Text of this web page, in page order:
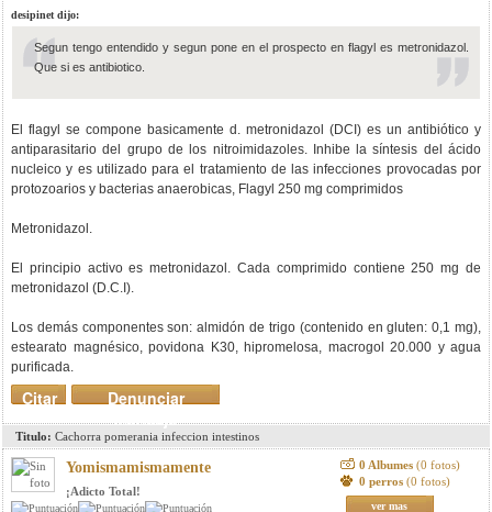
desipinet dijo:
Segun tengo entendido y segun pone en el prospecto en flagyl es metronidazol.
Que si es antibiotico.
El flagyl se compone basicamente d. metronidazol (DCI) es un antibiótico y
antiparasitario del grupo de los nitroimidazoles. Inhibe la síntesis del ácido
nucleico y es utilizado para el tratamiento de las infecciones provocadas por
protozoarios y bacterias anaerobicas, Flagyl 250 mg comprimidos
Metronidazol.
El principio activo es metronidazol. Cada comprimido contiene 250 mg de
metronidazol (D.C.I).
Los demás componentes son: almidón de trigo (contenido en gluten: 0,1 mg),
estearato magnésico, povidona K30, hipromelosa, macrogol 20.000 y agua
purificada.
Denunciar
mensaje
Citar
Titulo: Cachorra pomerania infeccion intestinos
Yomismamismamente
¡Adicto Total!
0 Albumes (0 fotos)
0 perros (0 fotos)
ver mas